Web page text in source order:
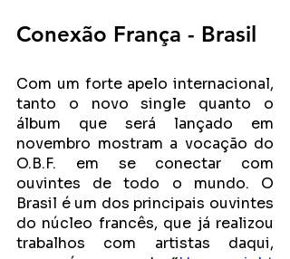
Conexão França - Brasil
Com um forte apelo internacional,
tanto o novo single quanto o
álbum que será lançado em
novembro mostram a vocação do
O.B.F. em se conectar com
ouvintes de todo o mundo. O
Brasil é um dos principais ouvintes
do núcleo francês, que já realizou
trabalhos com artistas daqui,